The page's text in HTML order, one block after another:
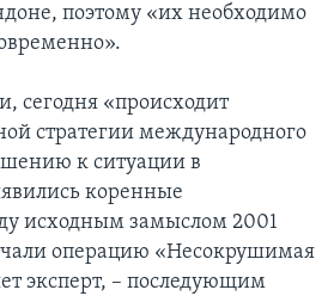
поэтому «их необходимо
сегодня «происходит
стратегии международного
к ситуации в
коренные
исходным замыслом 2001
операцию «Несокрушимая
эксперт, – последующим